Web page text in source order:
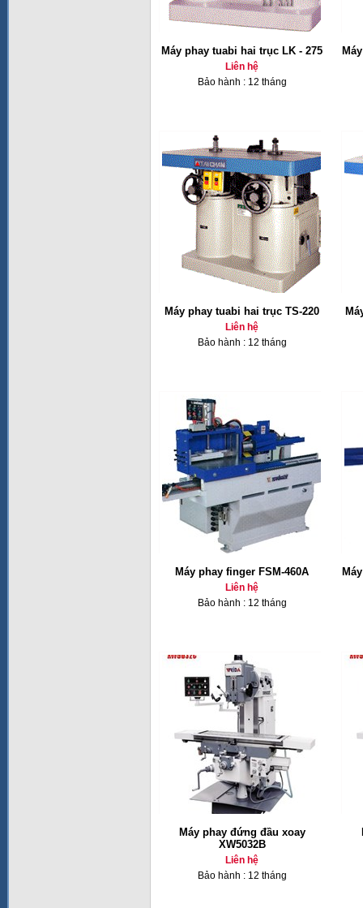
Máy phay tuabi hai trục LK - 275
Liên hệ
Bảo hành : 12 tháng
Máy phay tuabi hai trục TS-220
Liên hệ
Bảo hành : 12 tháng
Máy phay finger FSM-460A
Liên hệ
Bảo hành : 12 tháng
Máy phay đứng đầu xoay
XW5032B
Liên hệ
Bảo hành : 12 tháng